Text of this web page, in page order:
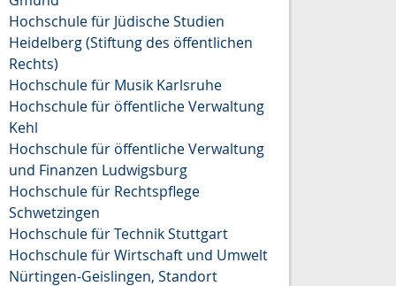
Hochschule für Jüdische Studien
Heidelberg (Stiftung des öffentlichen
Rechts)
Hochschule für Musik Karlsruhe
Hochschule für öffentliche Verwaltung
Kehl
Hochschule für öffentliche Verwaltung
und Finanzen Ludwigsburg
Hochschule für Rechtspflege
Schwetzingen
Hochschule für Technik Stuttgart
Hochschule für Wirtschaft und Umwelt
Nürtingen-Geislingen, Standort